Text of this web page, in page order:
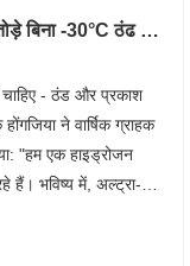
बिना -30°C ठंढ का
- ठंड और प्रकाश
ने वार्षिक ग्राहक
"हम एक हाइड्रोजन
हैं। भविष्य में, अल्ट्रा-